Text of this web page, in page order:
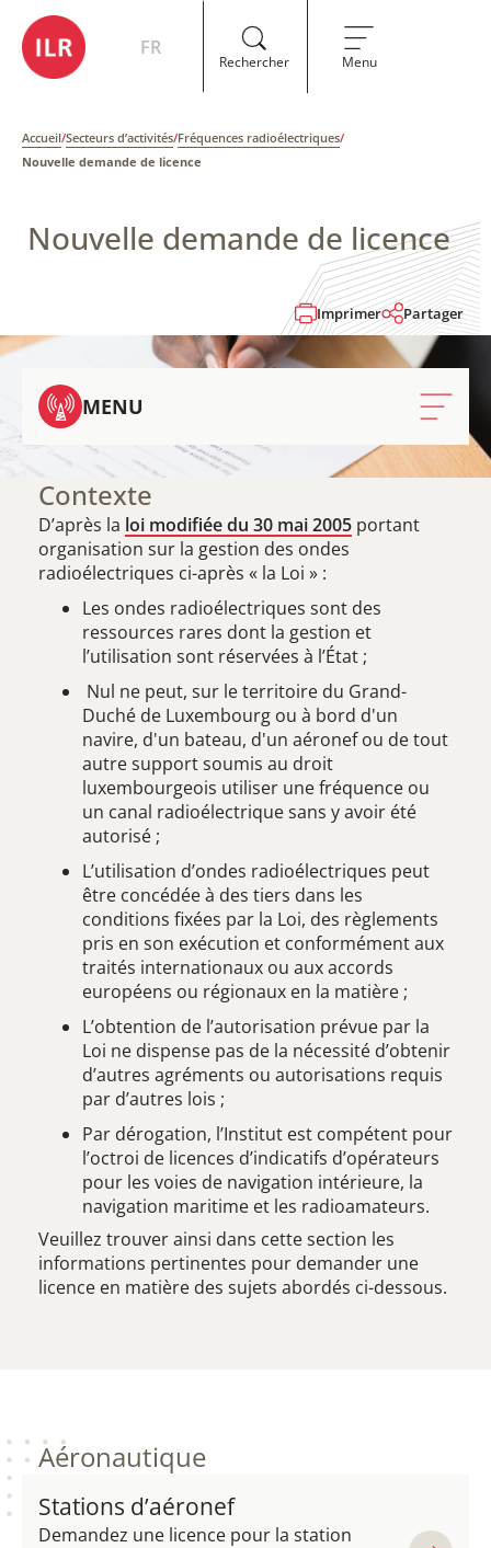
FR
Rechercher Menu
Accueil/Secteurs d’activités/Fréquences radioélectriques/
Nouvelle demande de licence
Nouvelle demande de licence
Imprimer Partager
MENU
Contexte
D’après la loi modifiée du 30 mai 2005 portant
organisation sur la gestion des ondes
radioélectriques ci-après « la Loi » :
Les ondes radioélectriques sont des
ressources rares dont la gestion et
l’utilisation sont réservées à l’État ;
Nul ne peut, sur le territoire du Grand-
Duché de Luxembourg ou à bord d'un
navire, d'un bateau, d'un aéronef ou de tout
autre support soumis au droit
luxembourgeois utiliser une fréquence ou
un canal radioélectrique sans y avoir été
autorisé ;
L’utilisation d’ondes radioélectriques peut
être concédée à des tiers dans les
conditions fixées par la Loi, des règlements
pris en son exécution et conformément aux
traités internationaux ou aux accords
européens ou régionaux en la matière ;
L’obtention de l’autorisation prévue par la
Loi ne dispense pas de la nécessité d’obtenir
d’autres agréments ou autorisations requis
par d’autres lois ;
Par dérogation, l’Institut est compétent pour
l’octroi de licences d’indicatifs d’opérateurs
pour les voies de navigation intérieure, la
navigation maritime et les radioamateurs.
Veuillez trouver ainsi dans cette section les
informations pertinentes pour demander une
licence en matière des sujets abordés ci-dessous.
Aéronautique
Stations d’aéronef
Demandez une licence pour la station